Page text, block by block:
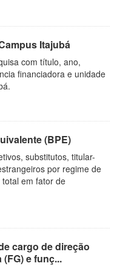
Itajubá
com título, ano,
financiadora e unidade
(BPE)
substitutos, titular-
por regime de
em fator de
cargo de direção
e funç...